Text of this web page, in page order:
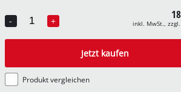
-
Quantity
+ inkl. MwSt.,
Jetzt kaufen
Produkt vergleichen